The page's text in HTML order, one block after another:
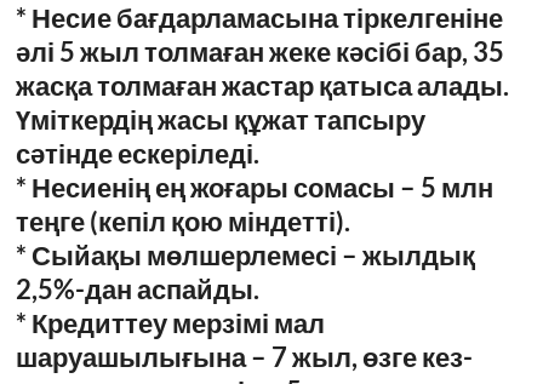
* Несие бағдарламасына тіркелгеніне
әлі 5 жыл толмаған жеке кәсібі бар, 35
жасқа толмаған жастар қатыса алады.
Үміткердің жасы құжат тапсыру
сәтінде ескеріледі.
* Несиенің ең жоғары сомасы – 5 млн
теңге (кепіл қою міндетті).
* Сыйақы мөлшерлемесі – жылдық
2,5%-дан аспайды.
* Кредиттеу мерзімі мал
шаруашылығына – 7 жыл, өзге кез-